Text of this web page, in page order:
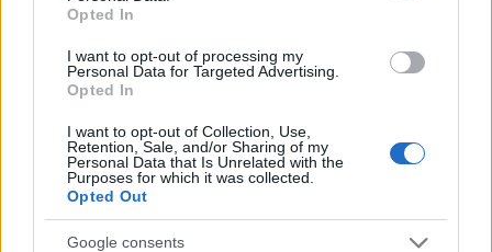
Opted In
I want to opt-out of processing my
Personal Data for Targeted Advertising.
Opted In
I want to opt-out of Collection, Use,
Retention, Sale, and/or Sharing of my
Personal Data that Is Unrelated with the
Purposes for which it was collected.
Opted Out
Google consents
ΕΛΛΑΔΑ
Τραγωδία στην Πάρο: Τετράχρονο παιδί πνίγηκε
σε πισίνα